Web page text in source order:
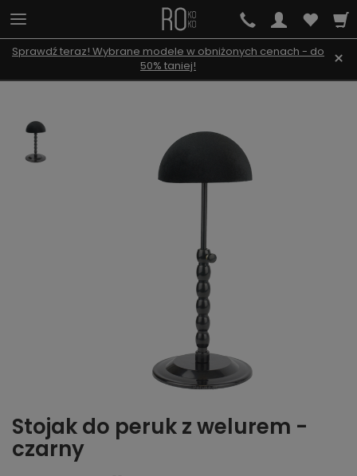
Sprawdź teraz! Wybrane modele w obniżonych cenach - do
50% taniej!
×
Stojak do peruk z welurem -
czarny